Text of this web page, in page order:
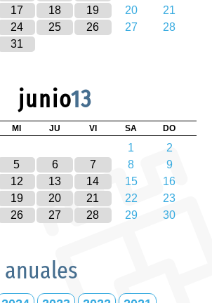
17 18 19 20
21
24 25 26 27
28
31
junio13
MI JU VI SA DO
1
2
5 6 7 8
9
12 13 14 15
16
19 20 21 22
23
26 27 28 29 30
anuales